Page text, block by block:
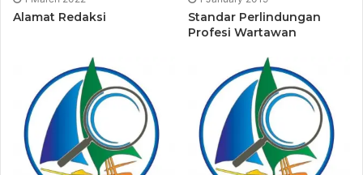
Penelitian dan Pengembangan
Team Work
Konsultan Media
Hos Arie Rhamadhan Sibarani, SH.MH
Penasehat Hukum
Amir Mahmud, S.Ag., MH. C.L.A
Alamat Redaksi
Standar Perlindungan
Profesi Wartawan